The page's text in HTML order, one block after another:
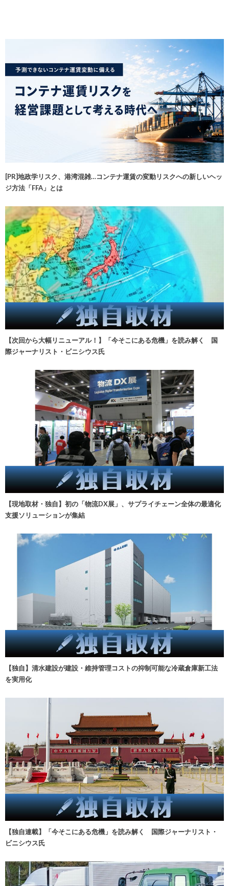
[PR]地政学リスク、港湾混雑…コンテナ運賃の変動リスクへの新しいヘッ
ジ方法「FFA」とは
【次回から大幅リニューアル！】「今そこにある危機」を読み解く 国
際ジャーナリスト・ビニシウス氏
【現地取材・独自】初の「物流DX展」、サプライチェーン全体の最適化
支援ソリューションが集結
【独自】清水建設が建設・維持管理コストの抑制可能な冷蔵倉庫新工法
を実用化
【独自連載】「今そこにある危機」を読み解く 国際ジャーナリスト・
ビニシウス氏